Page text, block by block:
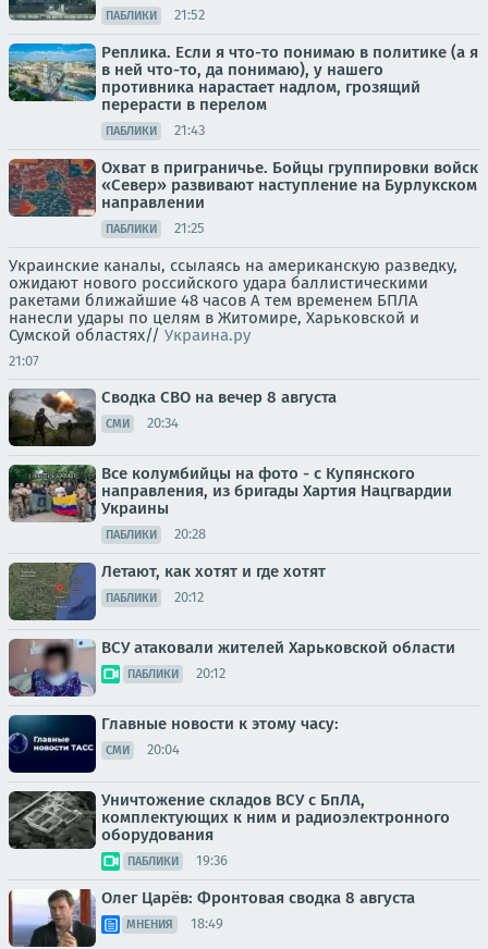
ПАБЛИКИ 21:52
Реплика. Если я что-то понимаю в политике (а я
в ней что-то, да понимаю), у нашего
противника нарастает надлом, грозящий
перерасти в перелом
ПАБЛИКИ 21:43
Охват в приграничье. Бойцы группировки войск
«Север» развивают наступление на Бурлукском
направлении
ПАБЛИКИ 21:25
Украинские каналы, ссылаясь на американскую разведку,
ожидают нового российского удара баллистическими
ракетами ближайшие 48 часов А тем временем БПЛА
нанесли удары по целям в Житомире, Харьковской и
Сумской областях// Украина.ру
21:07
Сводка СВО на вечер 8 августа
СМИ 20:34
Все колумбийцы на фото - с Купянского
направления, из бригады Хартия Нацгвардии
Украины
ПАБЛИКИ 20:28
Летают, как хотят и где хотят
ПАБЛИКИ 20:12
ВСУ атаковали жителей Харьковской области
ПАБЛИКИ 20:12
Главные новости к этому часу:
СМИ 20:04
Уничтожение складов ВСУ с БпЛА,
комплектующих к ним и радиоэлектронного
оборудования
ПАБЛИКИ 19:36
Олег Царёв: Фронтовая сводка 8 августа
МНЕНИЯ 18:49